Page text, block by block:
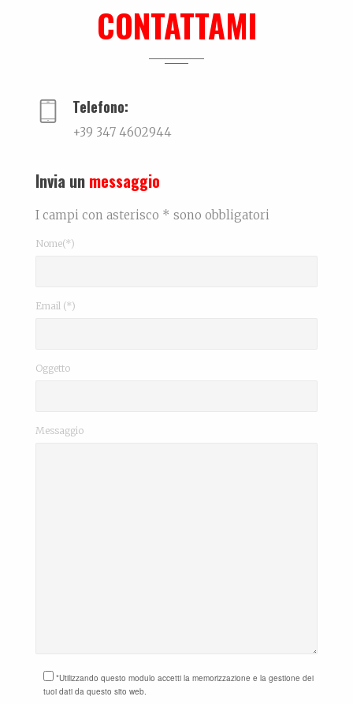
La biografia di Massimo Pazzaglini Sicuri di sa...
CONTATTAMI
Telefono:
+39 347 4602944
Invia un messaggio
I campi con asterisco * sono obbligatori
Nome(*)
Email (*)
Oggetto
Messaggio
*Utilizzando questo modulo accetti la memorizzazione e la gestione dei
tuoi dati da questo sito web.